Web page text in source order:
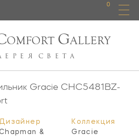
0
OMFORT GALLERY
СВЕТА
Gracie CHC5481BZ-
Дизайнер
&
Коллекция
Gracie